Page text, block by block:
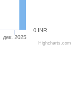
дек. 2025
0 INR
Highcharts.com